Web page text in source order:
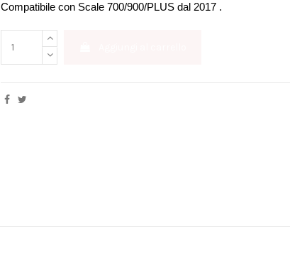
Compatibile con Scale 700/900/PLUS dal 2017 .